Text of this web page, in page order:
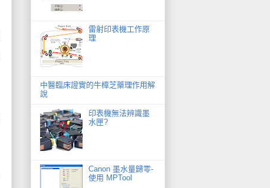
雷射印表機工作原
理
中醫臨床證實的牛樟芝藥理作用解
說
印表機無法辨識墨
水匣?
Canon 墨水量歸零-
使用 MPTool